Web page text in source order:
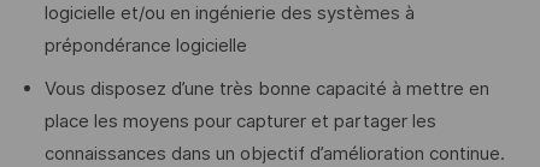
logicielle et/ou en ingénierie des systèmes à
prépondérance logicielle
Vous disposez d’une très bonne capacité à mettre en
place les moyens pour capturer et partager les
connaissances dans un objectif d’amélioration continue.